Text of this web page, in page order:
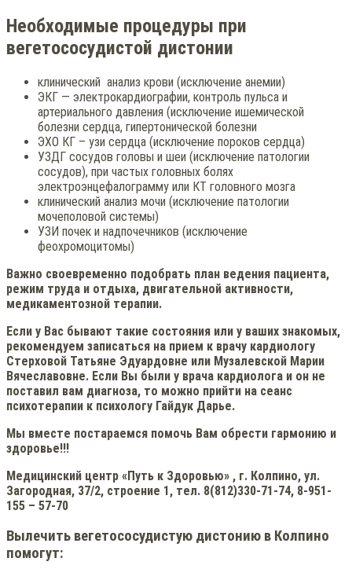
Необходимые процедуры при
вегетососудистой дистонии
клинический анализ крови (исключение анемии)
ЭКГ — электрокардиографии, контроль пульса и
артериального давления (исключение ишемической
болезни сердца, гипертонической болезни
ЭХО КГ – узи сердца (исключение пороков сердца)
УЗДГ сосудов головы и шеи (исключение патологии
сосудов), при частых головных болях
электроэнцефалограмму или КТ головного мозга
клинический анализ мочи (исключение патологии
мочеполовой системы)
УЗИ почек и надпочечников (исключение
феохромоцитомы)
Важно своевременно подобрать план ведения пациента,
режим труда и отдыха, двигательной активности,
медикаментозной терапии.
Если у Вас бывают такие состояния или у ваших знакомых,
рекомендуем записаться на прием к врачу кардиологу
Стерховой Татьяне Эдуардовне или Музалевской Марии
Вячеславовне. Если Вы были у врача кардиолога и он не
поставил вам диагноза, то можно прийти на сеанс
психотерапии к психологу Гайдук Дарье.
Мы вместе постараемся помочь Вам обрести гармонию и
здоровье!!!
Медицинский центр «Путь к Здоровью» , г. Колпино, ул.
Загородная, 37/2, строение 1, тел. 8(812)330-71-74, 8-951-
155 – 57-70
Вылечить вегетососудистую дистонию в Колпино
помогут: